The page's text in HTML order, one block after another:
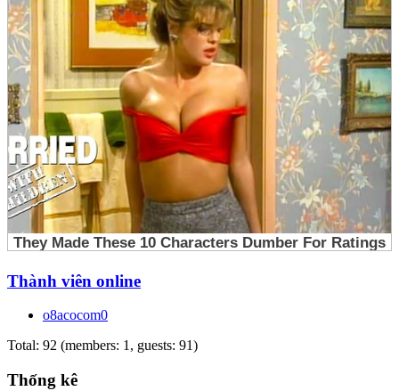
Thành viên online
o8acocom0
Total: 92 (members: 1, guests: 91)
Thống kê